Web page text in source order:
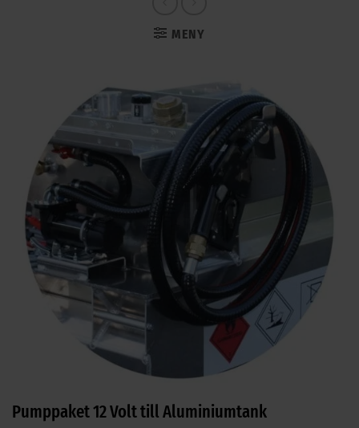
MENY
Pumppaket 12 Volt till Aluminiumtank